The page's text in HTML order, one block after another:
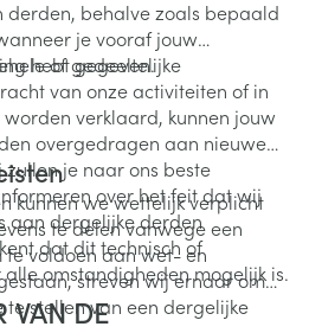
derden, behalve zoals bepaald
je vooraf jouw
hebt gegeven.
of gedeeltelijke
van onze activiteiten of in
verklaard, kunnen jouw
overgedragen aan nieuwe
je naar ons beste
over het feit dat wij
aan dergelijke derden
dat dit technisch of
omstandigheden mogelijk is.
kunnen we wettelijk verplicht
te delen vanwege een
voldoen aan wet- en
streven wij ernaar om
stellen van een dergelijke
VAN DE